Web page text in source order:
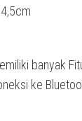
banyak
ke